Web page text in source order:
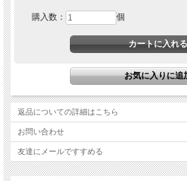
購入数： 個
返品についての詳細はこちら
お問い合わせ
友達にメールですすめる